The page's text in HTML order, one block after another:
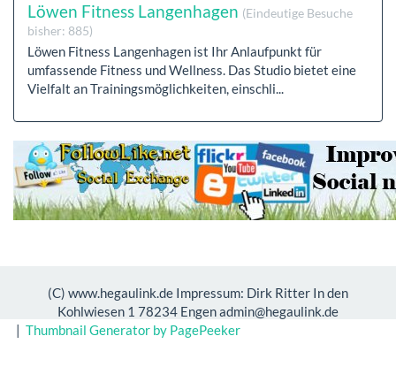
Löwen Fitness Langenhagen (Eindeutige Besuche
bisher: 885)
Löwen Fitness Langenhagen ist Ihr Anlaufpunkt für
umfassende Fitness und Wellness. Das Studio bietet eine
Vielfalt an Trainingsmöglichkeiten, einschli...
(C) www.hegaulink.de Impressum: Dirk Ritter In den
Kohlwiesen 1 78234 Engen admin@hegaulink.de
| Thumbnail Generator by PagePeeker